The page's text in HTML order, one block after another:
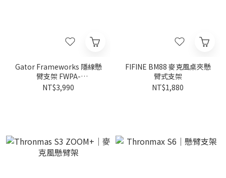
Gator Frameworks 隱線懸
臂支架 FWPA-
MICBCBM3000
NT$3,990
FIFINE BM88 麥克風桌夾懸
臂式支架
NT$1,880